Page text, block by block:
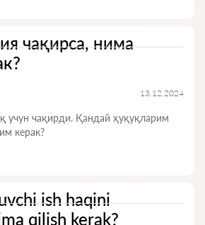
чақирса, нима
13.12.2024
учун чақирди. Қандай ҳуқуқларим
керак?
ish haqini
qilish kerak?